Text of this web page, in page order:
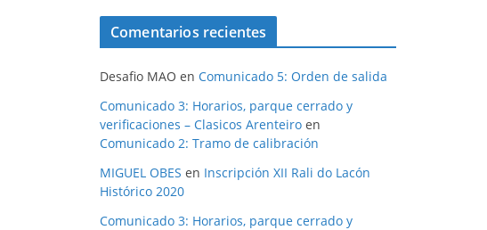
Comentarios recientes
Desafio MAO en Comunicado 5: Orden de salida
Comunicado 3: Horarios, parque cerrado y
verificaciones – Clasicos Arenteiro en
Comunicado 2: Tramo de calibración
MIGUEL OBES en Inscripción XII Rali do Lacón
Histórico 2020
Comunicado 3: Horarios, parque cerrado y